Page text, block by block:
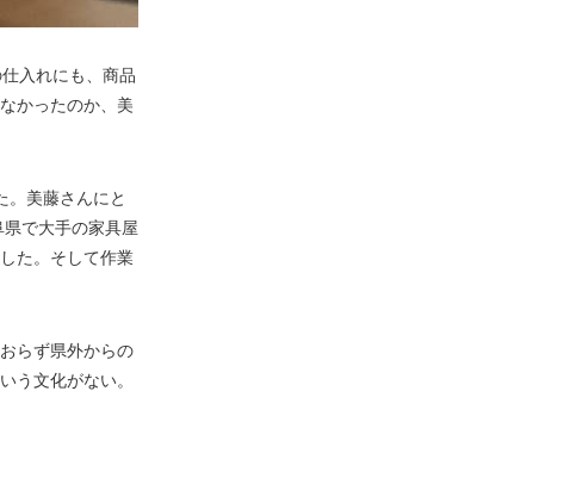
入れにも、商品
かったのか、美
。美藤さんにと
で大手の家具屋
た。そして作業
らず県外からの
う文化がない。